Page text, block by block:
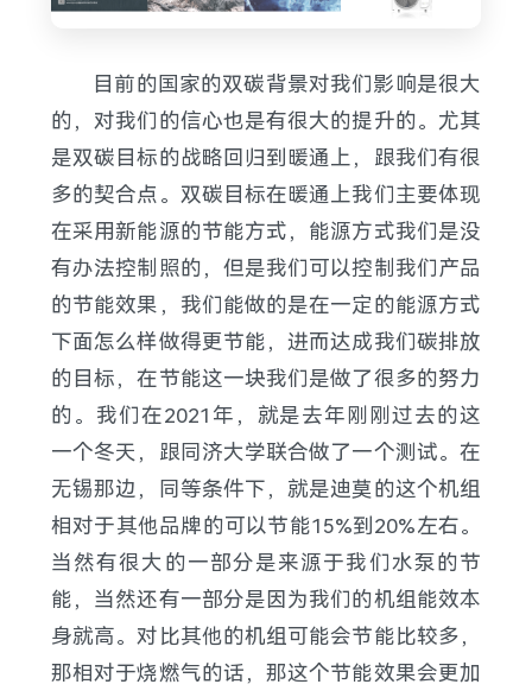
目前的国家的双碳背景对我们影响是很大
的，对我们的信心也是有很大的提升的。尤其
是双碳目标的战略回归到暖通上，跟我们有很
多的契合点。双碳目标在暖通上我们主要体现
在采用新能源的节能方式，能源方式我们是没
有办法控制照的，但是我们可以控制我们产品
的节能效果，我们能做的是在一定的能源方式
下面怎么样做得更节能，进而达成我们碳排放
的目标，在节能这一块我们是做了很多的努力
的。我们在2021年，就是去年刚刚过去的这
一个冬天，跟同济大学联合做了一个测试。在
无锡那边，同等条件下，就是迪莫的这个机组
相对于其他品牌的可以节能15%到20%左右。
当然有很大的一部分是来源于我们水泵的节
能，当然还有一部分是因为我们的机组能效本
身就高。对比其他的机组可能会节能比较多，
那相对于烧燃气的话，那这个节能效果会更加